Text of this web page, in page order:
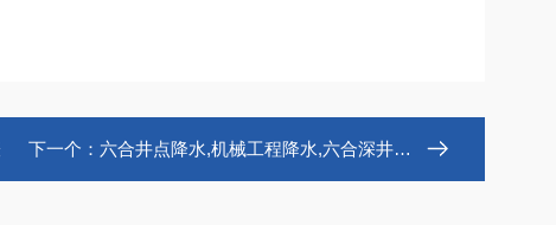
下一个： 六合井点降水,机械工程降水,六合深井降水